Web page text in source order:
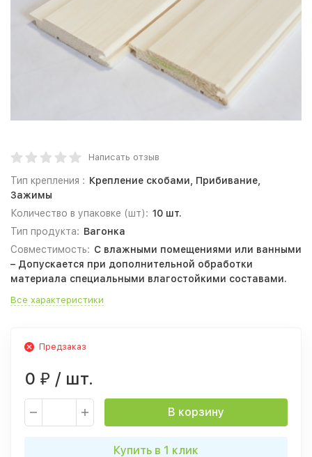
Написать отзыв
Тип крепления : Крепление скобами, Прибивание,
Зажимы
Количество в упаковке (шт): 10 шт.
Тип продукта: Вагонка
Совместимость: С влажными помещениями или ванными
– Допускается при дополнительной обработки
материала специальными влагостойкими составами.
Все характеристики
Предзаказ
0 ₽ / шт.
В корзину
Купить в 1 клик